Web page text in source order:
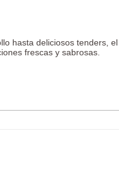
hasta deliciosos tenders,
frescas y sabrosas.